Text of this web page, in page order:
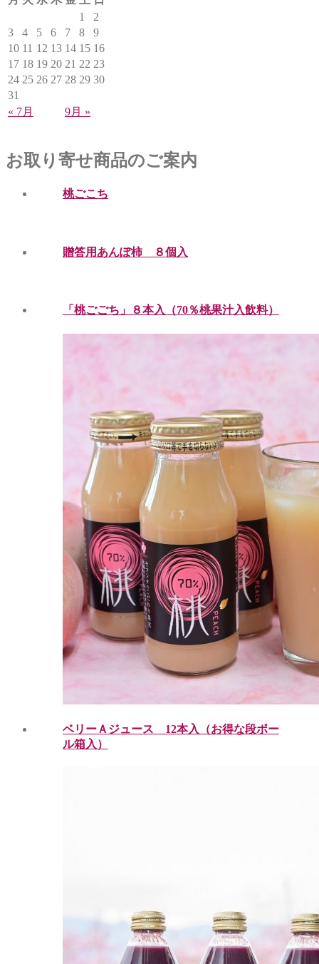
1
2
3
4 5 6 7 8
9
10 11 12 13 14 15 16
17 18 19 20 21 22 23
24 25 26 27 28 29 30
31
« 7月
9月 »
お取り寄せ商品のご案内
桃ごこち
贈答用あんぽ柿 ８個入
「桃ごごち」８本入（70％桃果汁入飲料）
ベリーＡジュース 12本入（お得な段ボー
ル箱入）